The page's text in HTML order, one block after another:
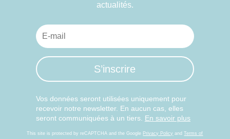
actualités.
S’inscrire
Vos données seront utilisées uniquement pour
recevoir notre newsletter. En aucun cas, elles
seront communiquées à un tiers. En savoir plus
This site is protected by reCAPTCHA and the Google Privacy Policy andTerms of